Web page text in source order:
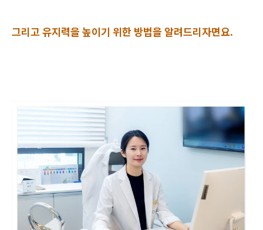
그리고 유지력을 높이기 위한 방법을 알려드리자면요.